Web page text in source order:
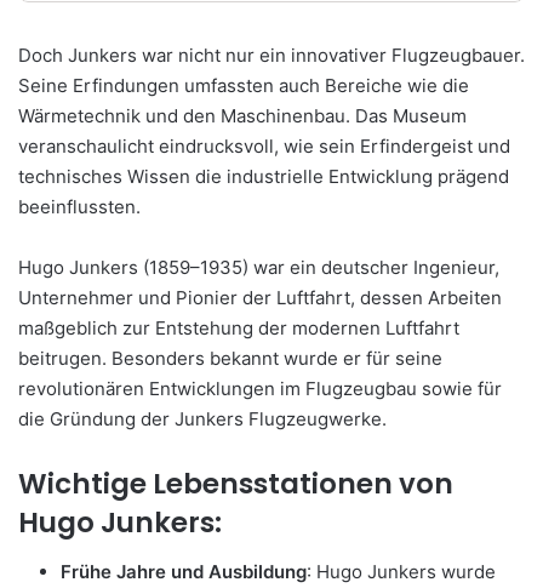
Doch Junkers war nicht nur ein innovativer Flugzeugbauer.
Seine Erfindungen umfassten auch Bereiche wie die
Wärmetechnik und den Maschinenbau. Das Museum
veranschaulicht eindrucksvoll, wie sein Erfindergeist und
technisches Wissen die industrielle Entwicklung prägend
beeinflussten.
Hugo Junkers (1859–1935) war ein deutscher Ingenieur,
Unternehmer und Pionier der Luftfahrt, dessen Arbeiten
maßgeblich zur Entstehung der modernen Luftfahrt
beitrugen. Besonders bekannt wurde er für seine
revolutionären Entwicklungen im Flugzeugbau sowie für
die Gründung der Junkers Flugzeugwerke.
Wichtige Lebensstationen von
Hugo Junkers:
Frühe Jahre und Ausbildung: Hugo Junkers wurde